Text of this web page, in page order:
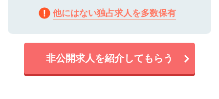
他にはない独占求人を多数保有
非公開求人を紹介してもらう